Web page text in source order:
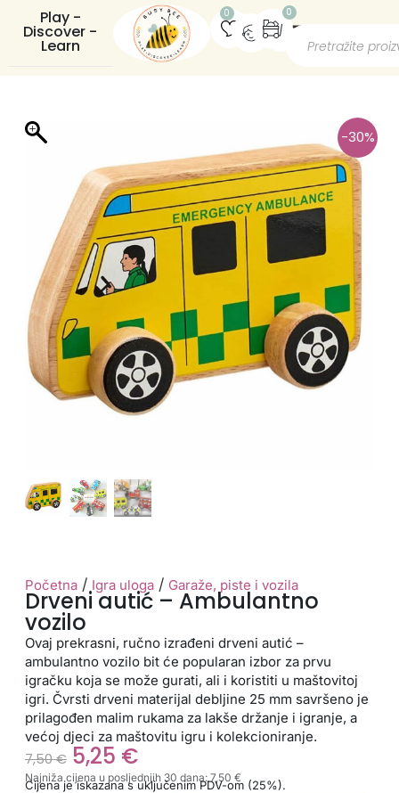
Play -
Discover -
Learn
0 0
-30%
Početna/ Igra uloga/ Garaže, piste i vozila
Drveni autić – Ambulantno
vozilo
Ovaj prekrasni, ručno izrađeni drveni autić –
ambulantno vozilo bit će popularan izbor za prvu
igračku koja se može gurati, ali i koristiti u maštovitoj
igri. Čvrsti drveni materijal debljine 25 mm savršeno je
prilagođen malim rukama za lakše držanje i igranje, a
većoj djeci za maštovitu igru i kolekcioniranje.
7,50€ 5,25 €
Najniža cijena u posljednjih 30 dana: 7,50 €
Cijena je iskazana s uključenim PDV-om (25%).